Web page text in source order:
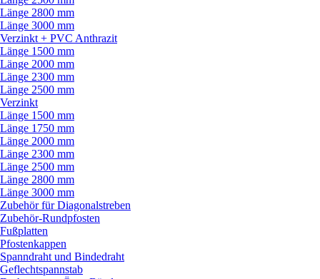
Länge 2800 mm
Länge 3000 mm
Verzinkt + PVC Anthrazit
Länge 1500 mm
Länge 2000 mm
Länge 2300 mm
Länge 2500 mm
Verzinkt
Länge 1500 mm
Länge 1750 mm
Länge 2000 mm
Länge 2300 mm
Länge 2500 mm
Länge 2800 mm
Länge 3000 mm
Zubehör für Diagonalstreben
Zubehör-Rundpfosten
Fußplatten
Pfostenkappen
Spanndraht und Bindedraht
Geflechtspannstab